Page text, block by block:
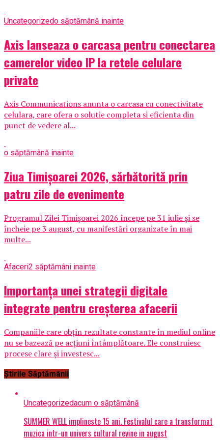
Uncategorizedo săptămână inainte
Axis lanseaza o carcasa pentru conectarea
camerelor video IP la retele celulare
private
Axis Communications anunta o carcasa cu conectivitate
celulara, care ofera o solutie completa si eficienta din
punct de vedere al...
o săptămână inainte
Ziua Timișoarei 2026, sărbătorită prin
patru zile de evenimente
Programul Zilei Timișoarei 2026 începe pe 31 iulie și se
încheie pe 3 august, cu manifestări organizate în mai
multe...
Afaceri2 săptămâni inainte
Importanța unei strategii digitale
integrate pentru creșterea afacerii
Companiile care obțin rezultate constante în mediul online
nu se bazează pe acțiuni întâmplătoare. Ele construiesc
procese clare și investesc...
Știrile Săptămânii
Uncategorizedacum o săptămână
SUMMER WELL implineste 15 ani. Festivalul care a transformat
muzica intr-un univers cultural revine in august